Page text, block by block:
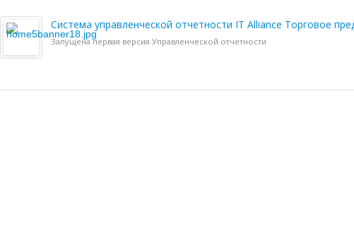
Система управленческой отчетности IT Alliance Торговое
Запущена первая версия Управленческой отчетности